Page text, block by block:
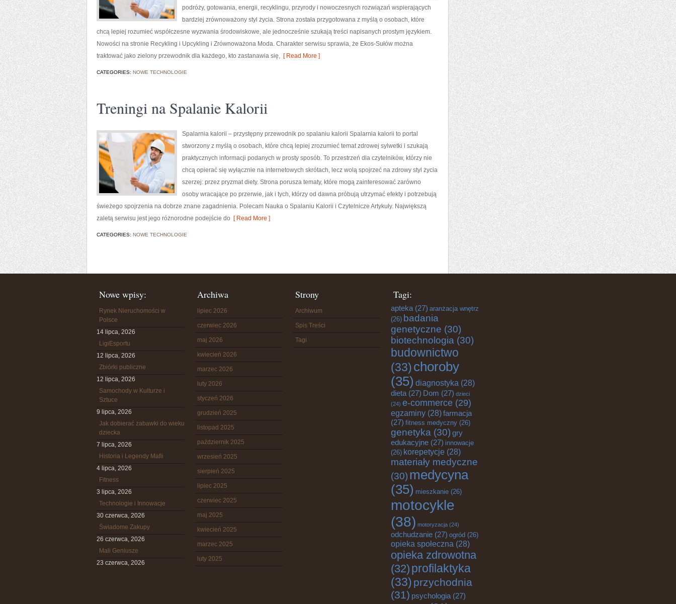
podróży, gotowania, energii, recyklingu, przyrody i nowoczesnych rozwiązań wspierających
bardziej zrównoważony styl życia. Strona została przygotowana z myślą o osobach, które
chcą lepiej rozumieć współczesne wyzwania środowiskowe, ale jednocześnie szukają treści napisanych prostym językiem.
Nowości na stronie Recykling i Upcykling i Zrównoważona Moda. Charakter serwisu sprawia, że Ekos-Sułów można
traktować jako zielony przewodnik dla każdego, kto zastanawia się, [ Read More ]
CATEGORIES: NOWE TECHNOLOGIE
Treningi na Spalanie Kalorii
Spalarnia kalorii – przystępny przewodnik po spalaniu kalorii Spalarnia kalorii to portal
stworzony z myślą o osobach, które chcą lepiej zrozumieć temat zdrowej sylwetki i szukają
praktycznych informacji podanych w prosty sposób. To przestrzeń dla czytelników, którzy nie
chcą opierać się wyłącznie na internetowych skrótach, lecz wolą spojrzeć na zdrowy styl życia
szerzej: przez pryzmat diety. Strona porusza tematy, które mogą zainteresować zarówno
osoby wracające po przerwie, jak i tych, którzy od dawna próbują utrzymać efekty i potrzebują
świeżego spojrzenia na dobrze znane zagadnienia. Polecam Nauka o Spalaniu Kalorii i Czytelnicze Artykuły. Największą
zaletą serwisu jest jego różnorodne podejście do [ Read More ]
CATEGORIES: NOWE TECHNOLOGIE
Nowe wpisy:
Rynek Nieruchomości w
Polsce
14 lipca, 2026
LigiEsportu
12 lipca, 2026
Zbiórki publiczne
12 lipca, 2026
Samochody w Kulturze i
Sztuce
9 lipca, 2026
Jak dobierać zabawki do wieku
dziecka
7 lipca, 2026
Historia i Legendy Mafii
4 lipca, 2026
Fitness
3 lipca, 2026
Technologie i Innowacje
30 czerwca, 2026
Świadome Zakupy
26 czerwca, 2026
Mali Geniusze
23 czerwca, 2026
Archiwa
lipiec 2026
czerwiec 2026
maj 2026
kwiecień 2026
marzec 2026
luty 2026
styczeń 2026
grudzień 2025
listopad 2025
październik 2025
wrzesień 2025
sierpień 2025
lipiec 2025
czerwiec 2025
maj 2025
kwiecień 2025
marzec 2025
luty 2025
Strony
Archiwum
Spis Treści
Tagi
Tagi:
apteka (27) aranżacja wnętrz
(26) badania
genetyczne (30)
biotechnologia (30)
budownictwo
(33)choroby
(35) diagnostyka (28)
dieta (27) Dom (27) dzieci
(24) e-commerce (29)
egzaminy (28)farmacja
(27) fitness medyczny (26)
genetyka (30) gry
edukacyjne (27) innowacje
(26) korepetycje (28)
materiały medyczne
(30) medycyna
(35) mieszkanie (26)
motocykle
(38) motoryzacja (24)
odchudzanie (27) ogród (26)
opieka społeczna (28)
opieka zdrowotna
(32) profilaktyka
(33) przychodnia
(31) psychologia (27)